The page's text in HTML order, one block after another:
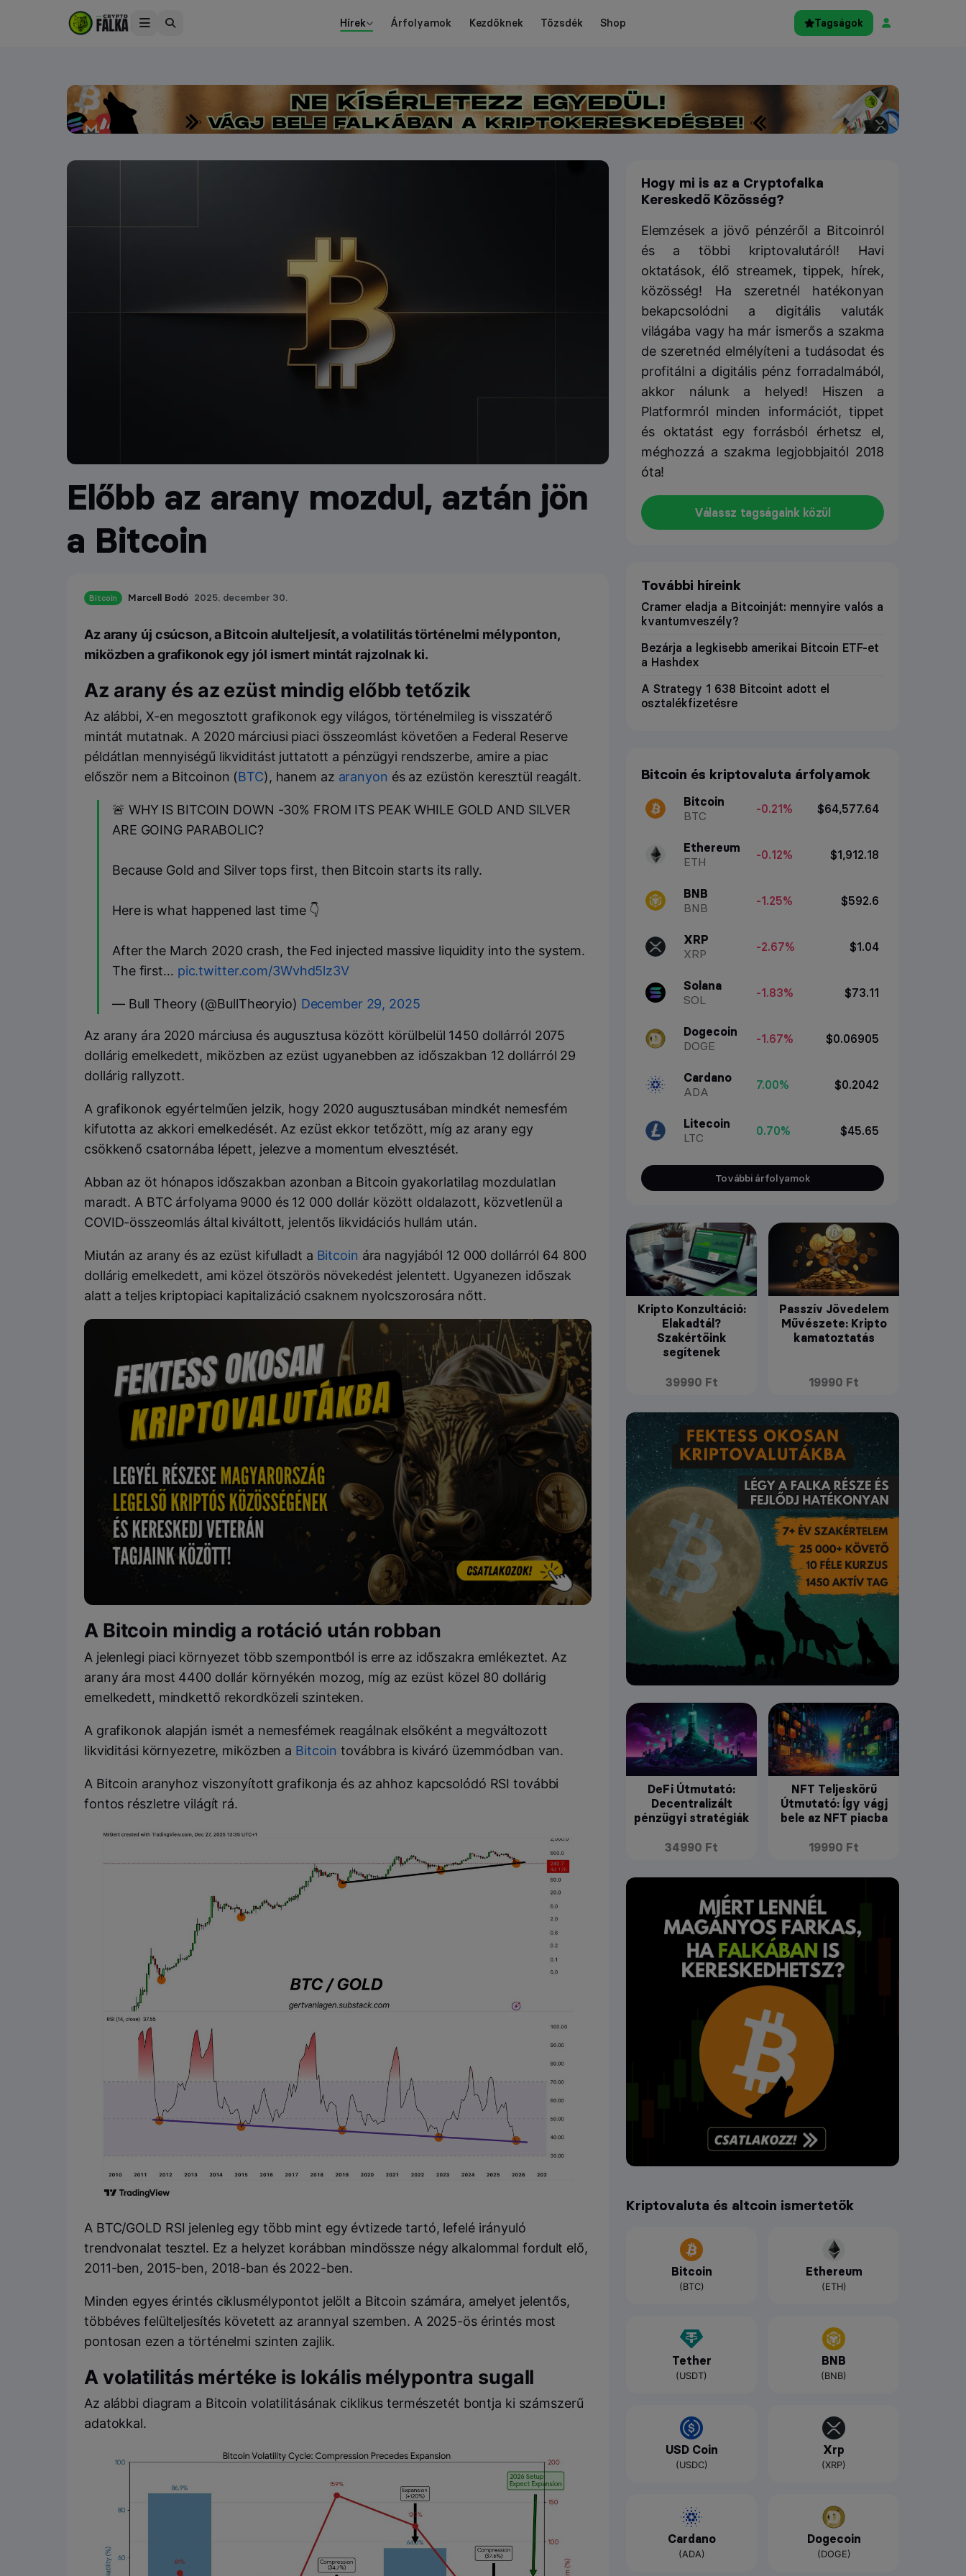
Hírek Árfolyamok Kezdőknek Tőzsdék Shop Tagságok
Előbb az arany mozdul, aztán jön
a Bitcoin
Bitcoin Marcell Bodó 2025. december 30.
Az arany új csúcson, a Bitcoin alulteljesít, a volatilitás történelmi mélyponton,
miközben a grafikonok egy jól ismert mintát rajzolnak ki.
Az arany és az ezüst mindig előbb tetőzik
Az alábbi, X-en megosztott grafikonok egy világos, történelmileg is visszatérő
mintát mutatnak. A 2020 márciusi piaci összeomlást követően a Federal Reserve
példátlan mennyiségű likviditást juttatott a pénzügyi rendszerbe, amire a piac
először nem a Bitcoinon (BTC), hanem az aranyon és az ezüstön keresztül reagált.
🚨 WHY IS BITCOIN DOWN -30% FROM ITS PEAK WHILE GOLD AND SILVER
ARE GOING PARABOLIC?
Because Gold and Silver tops first, then Bitcoin starts its rally.
Here is what happened last time 👇
After the March 2020 crash, the Fed injected massive liquidity into the system.
The first… pic.twitter.com/3Wvhd5lz3V
— Bull Theory (@BullTheoryio) December 29, 2025
Az arany ára 2020 márciusa és augusztusa között körülbelül 1450 dollárról 2075
dollárig emelkedett, miközben az ezüst ugyanebben az időszakban 12 dollárról 29
dollárig rallyzott.
A grafikonok egyértelműen jelzik, hogy 2020 augusztusában mindkét nemesfém
kifutotta az akkori emelkedését. Az ezüst ekkor tetőzött, míg az arany egy
csökkenő csatornába lépett, jelezve a momentum elvesztését.
Abban az öt hónapos időszakban azonban a Bitcoin gyakorlatilag mozdulatlan
maradt. A BTC árfolyama 9000 és 12 000 dollár között oldalazott, közvetlenül a
COVID-összeomlás által kiváltott, jelentős likvidációs hullám után.
Miután az arany és az ezüst kifulladt a Bitcoin ára nagyjából 12 000 dollárról 64 800
dollárig emelkedett, ami közel ötszörös növekedést jelentett. Ugyanezen időszak
alatt a teljes kriptopiaci kapitalizáció csaknem nyolcszorosára nőtt.
A Bitcoin mindig a rotáció után robban
A jelenlegi piaci környezet több szempontból is erre az időszakra emlékeztet. Az
arany ára most 4400 dollár környékén mozog, míg az ezüst közel 80 dollárig
emelkedett, mindkettő rekordközeli szinteken.
A grafikonok alapján ismét a nemesfémek reagálnak elsőként a megváltozott
likviditási környezetre, miközben a Bitcointovábbra is kiváró üzemmódban van.
A Bitcoin aranyhoz viszonyított grafikonja és az ahhoz kapcsolódó RSI további
fontos részletre világít rá.
A BTC/GOLD RSI jelenleg egy több mint egy évtizede tartó, lefelé irányuló
trendvonalat tesztel. Ez a helyzet korábban mindössze négy alkalommal fordult elő,
2011-ben, 2015-ben, 2018-ban és 2022-ben.
Minden egyes érintés ciklusmélypontot jelölt a Bitcoin számára, amelyet jelentős,
többéves felülteljesítés követett az arannyal szemben. A 2025-ös érintés most
pontosan ezen a történelmi szinten zajlik.
A volatilitás mértéke is lokális mélypontra sugall
Az alábbi diagram a Bitcoin volatilitásának ciklikus természetét bontja ki számszerű
adatokkal.
Hogy mi is az a Cryptofalka
Kereskedő Közösség?
Elemzések a jövő pénzéről a Bitcoinról
és a többi kriptovalutáról! Havi
oktatások, élő streamek, tippek, hírek,
közösség! Ha szeretnél hatékonyan
bekapcsolódni a digitális valuták
világába vagy ha már ismerős a szakma
de szeretnéd elmélyíteni a tudásodat és
profitálni a digitális pénz forradalmából,
akkor nálunk a helyed! Hiszen a
Platformról minden információt, tippet
és oktatást egy forrásból érhetsz el,
méghozzá a szakma legjobbjaitól 2018
óta!
Válassz tagságaink közül
További híreink
Cramer eladja a Bitcoinját: mennyire valós a
kvantumveszély?
Bezárja a legkisebb amerikai Bitcoin ETF-et
a Hashdex
A Strategy 1 638 Bitcoint adott el
osztalékfizetésre
Bitcoin és kriptovaluta árfolyamok
Bitcoin
BTC
-0.21% $64,577.64
Ethereum
ETH
-0.12% $1,912.18
BNB
BNB
-1.25% $592.6
XRP
XRP
-2.67% $1.04
Solana
SOL
-1.83% $73.11
Dogecoin
DOGE
-1.67% $0.06905
Cardano
ADA
7.00% $0.2042
Litecoin
LTC
0.70% $45.65
További árfolyamok
Kripto Konzultáció:
Elakadtál?
Szakértőink
segítenek
39990 Ft
Passzív Jövedelem
Művészete: Kripto
kamatoztatás
19990 Ft
DeFi Útmutató:
Decentralizált
pénzügyi stratégiák
34990 Ft
NFT Teljeskörű
Útmutató: Így vágj
bele az NFT piacba
19990 Ft
Kriptovaluta és altcoin ismertetők
Bitcoin
(BTC)
Ethereum
(ETH)
Tether
(USDT)
BNB
(BNB)
USD Coin
(USDC)
Xrp
(XRP)
Cardano
(ADA)
Dogecoin
(DOGE)